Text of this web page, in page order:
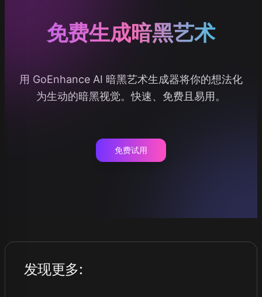
免费生成暗黑艺术
用 GoEnhance AI 暗黑艺术生成器将你的想法化
为生动的暗黑视觉。快速、免费且易用。
免费试用
发现更多: